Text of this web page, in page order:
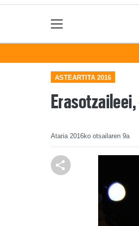
ASTEARTITA 2016
Ataria 2016ko otsailaren 9a